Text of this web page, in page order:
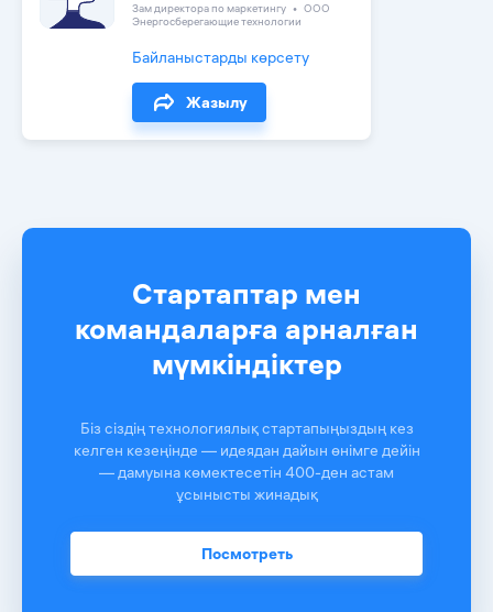
Зам директора по маркетингу
ООО
Энергосберегающие технологии
Байланыстарды көрсету
Жазылу
Стартаптар мен
командаларға арналған
мүмкіндіктер
Біз сіздің технологиялық стартапыңыздың кез
келген кезеңінде — идеядан дайын өнімге дейін
— дамуына көмектесетін 400-ден астам
ұсынысты жинадық
Посмотреть